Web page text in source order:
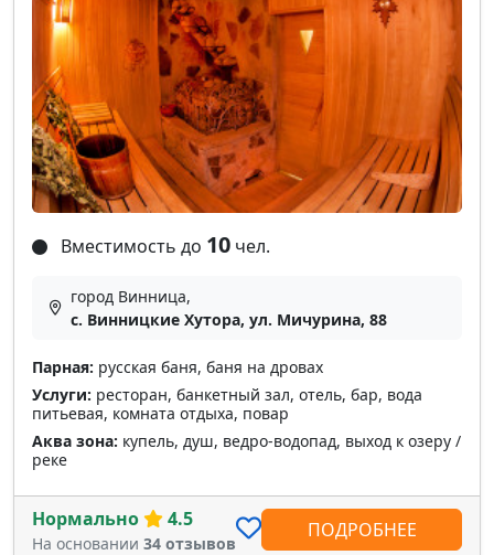
Вместимость до 10 чел.
город Винница,
с. Винницкие Хутора, ул. Мичурина, 88
Парная: русская баня, баня на дровах
Услуги: ресторан, банкетный зал, отель, бар, вода
питьевая, комната отдыха, повар
Аква зона: купель, душ, ведро-водопад, выход к озеру /
реке
Нормально 4.5
На основании 34 отзывов
ПОДРОБНЕЕ